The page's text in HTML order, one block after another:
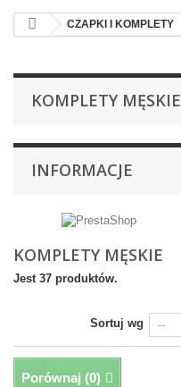
CZAPKI I KOMPLETY
KOMPLETY MĘSKIE
INFORMACJE
KOMPLETY MĘSKIE
Jest 37 produktów.
Sortuj wg
Porównaj (0)